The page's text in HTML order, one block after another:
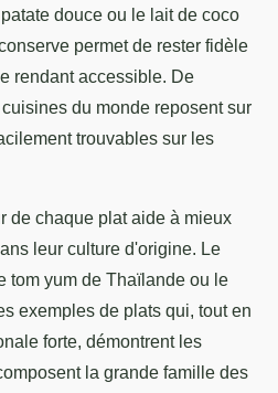
douce ou le lait de coco
permet de rester fidèle
rendant accessible. De
du monde reposent sur
trouvables sur les
de chaque plat aide à mieux
leur culture d'origine. Le
tom yum de Thaïlande ou le
exemples de plats qui, tout en
forte, démontrent les
la grande famille des